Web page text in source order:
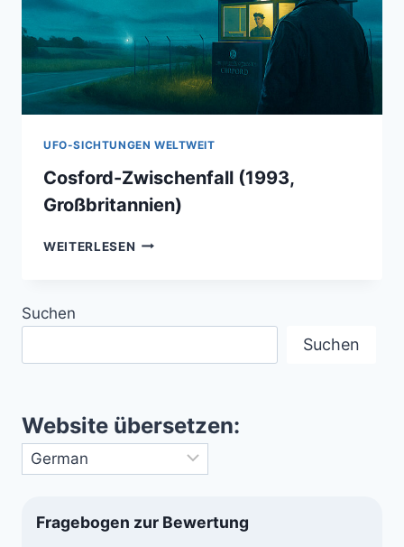
UFO-SICHTUNGEN WELTWEIT
Cosford-Zwischenfall (1993,
Großbritannien)
WEITERLESEN COSFORD-
Suchen
Suchen
Website übersetzen:
Fragebogen zur Bewertung